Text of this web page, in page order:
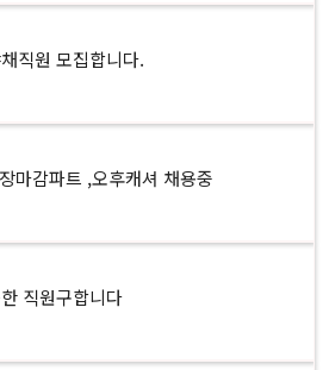
직원 모집합니다.
마감파트 ,오후캐셔 채용중
직원구합니다